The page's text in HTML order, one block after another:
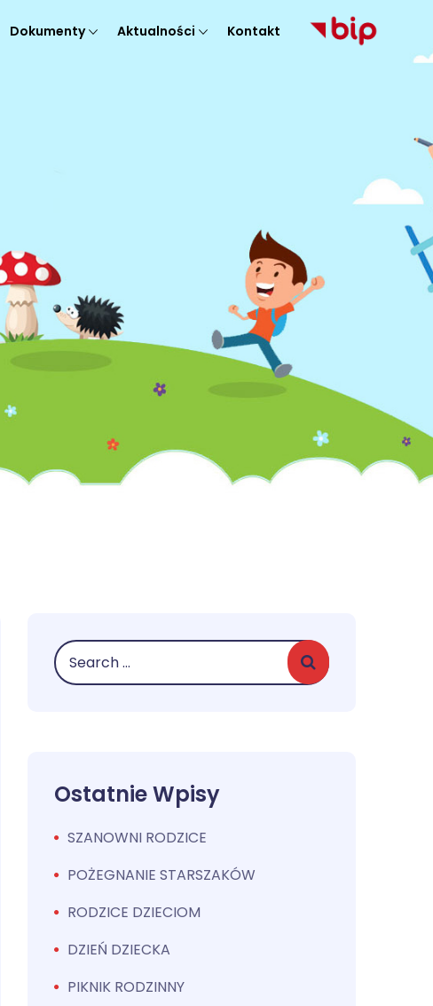
Dokumenty Aktualności Kontakt
Ostatnie Wpisy
SZANOWNI RODZICE
POŻEGNANIE STARSZAKÓW
RODZICE DZIECIOM
DZIEŃ DZIECKA
PIKNIK RODZINNY